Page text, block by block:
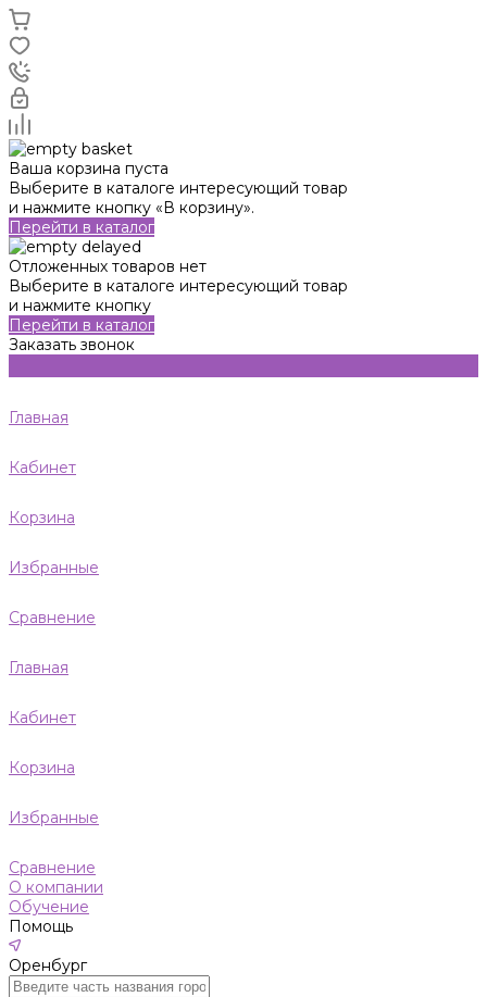
Ваша корзина пуста
Выберите в каталоге интересующий товар
и нажмите кнопку «В корзину».
Перейти в каталог
Отложенных товаров нет
Выберите в каталоге интересующий товар
и нажмите кнопку
Перейти в каталог
Заказать звонок
Главная
Кабинет
Корзина
Избранные
Сравнение
Главная
Кабинет
Корзина
Избранные
Сравнение
О компании
Обучение
Помощь
Оренбург